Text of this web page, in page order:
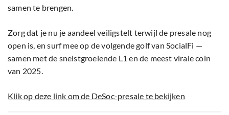
samen te brengen.
Zorg dat je nu je aandeel veiligstelt terwijl de presale nog
open is, en surf mee op de volgende golf van SocialFi —
samen met de snelstgroeiende L1 en de meest virale coin
van 2025.
Klik op deze link om de DeSoc-presale te bekijken